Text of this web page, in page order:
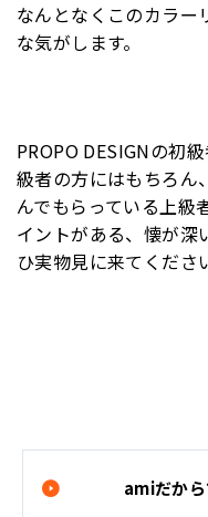
なんとなくこのカラー
な気がします。
PROPO DESIGNの初
級者の方にはもちろん
んでもらっている上級
イントがある、懐が
ひ実物見に来てくださ
amiだか